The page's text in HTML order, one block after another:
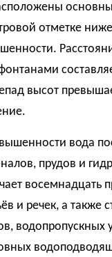
отметке
высот
вода
прудов и
восемнадцать
и речек, а также
водопропускных